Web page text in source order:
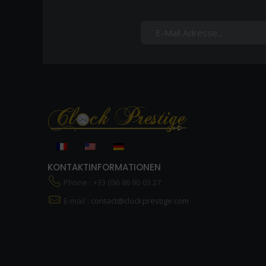
KONTAKTINFORMATIONEN
Phone : +33 (0)6 86 90 03 27
E-mail : contact@clockprestige.com